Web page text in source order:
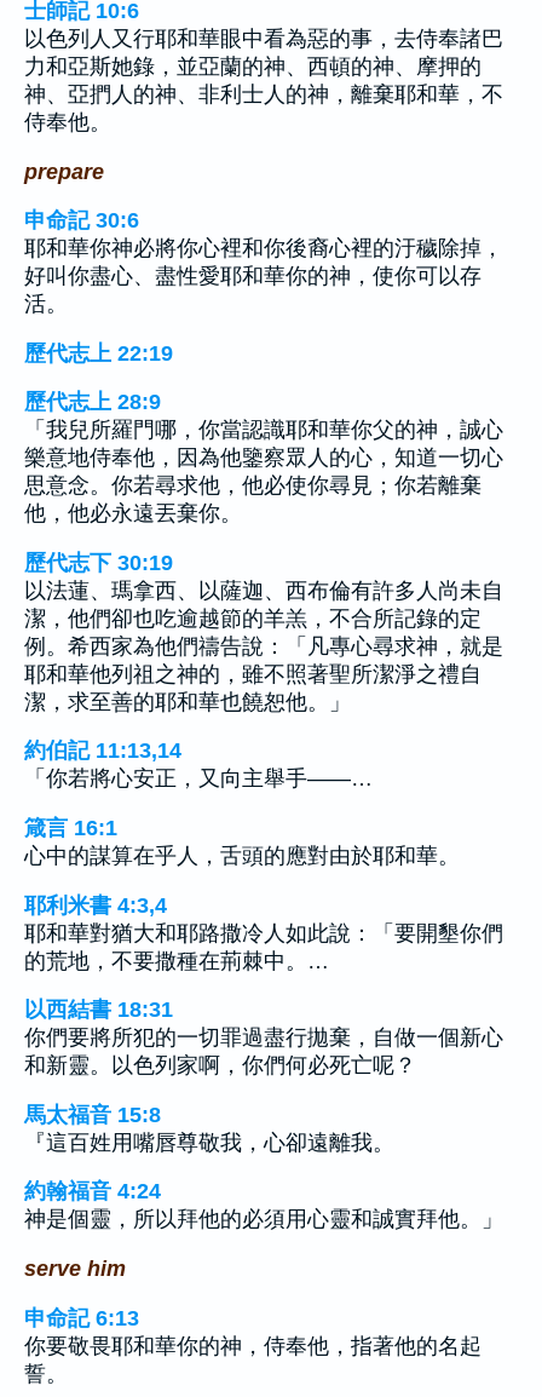
士師記 10:6
以色列人又行耶和華眼中看為惡的事，去侍奉諸巴
力和亞斯她錄，並亞蘭的神、西頓的神、摩押的
神、亞捫人的神、非利士人的神，離棄耶和華，不
侍奉他。
prepare
申命記 30:6
耶和華你神必將你心裡和你後裔心裡的汙穢除掉，
好叫你盡心、盡性愛耶和華你的神，使你可以存
活。
歷代志上 22:19
歷代志上 28:9
「我兒所羅門哪，你當認識耶和華你父的神，誠心
樂意地侍奉他，因為他鑒察眾人的心，知道一切心
思意念。你若尋求他，他必使你尋見；你若離棄
他，他必永遠丟棄你。
歷代志下 30:19
以法蓮、瑪拿西、以薩迦、西布倫有許多人尚未自
潔，他們卻也吃逾越節的羊羔，不合所記錄的定
例。希西家為他們禱告說：「凡專心尋求神，就是
耶和華他列祖之神的，雖不照著聖所潔淨之禮自
潔，求至善的耶和華也饒恕他。」
約伯記 11:13,14
「你若將心安正，又向主舉手——…
箴言 16:1
心中的謀算在乎人，舌頭的應對由於耶和華。
耶利米書 4:3,4
耶和華對猶大和耶路撒冷人如此說：「要開墾你們
的荒地，不要撒種在荊棘中。…
以西結書 18:31
你們要將所犯的一切罪過盡行拋棄，自做一個新心
和新靈。以色列家啊，你們何必死亡呢？
馬太福音 15:8
『這百姓用嘴唇尊敬我，心卻遠離我。
約翰福音 4:24
神是個靈，所以拜他的必須用心靈和誠實拜他。」
serve him
申命記 6:13
你要敬畏耶和華你的神，侍奉他，指著他的名起
誓。